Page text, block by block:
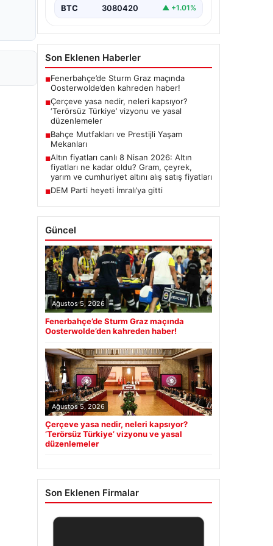
BTC 3080420 ▲ +1.01%
Son Eklenen Haberler
■Fenerbahçe’de Sturm Graz maçında
Oosterwolde’den kahreden haber!
■Çerçeve yasa nedir, neleri kapsıyor?
‘Terörsüz Türkiye’ vizyonu ve yasal
düzenlemeler
■Bahçe Mutfakları ve Prestijli Yaşam
Mekanları
■Altın fiyatları canlı 8 Nisan 2026: Altın
fiyatları ne kadar oldu? Gram, çeyrek,
yarım ve cumhuriyet altını alış satış fiyatları
■DEM Parti heyeti İmralı’ya gitti
Güncel
Ağustos 5, 2026
Fenerbahçe’de Sturm Graz maçında
Oosterwolde’den kahreden haber!
Ağustos 5, 2026
Çerçeve yasa nedir, neleri kapsıyor?
‘Terörsüz Türkiye’ vizyonu ve yasal
düzenlemeler
Son Eklenen Firmalar